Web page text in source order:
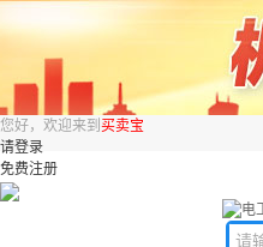
您好，欢迎来到 买卖宝
请登录
免费注册